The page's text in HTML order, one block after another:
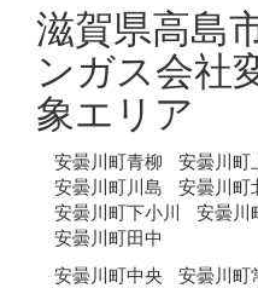
滋賀県高島
ンガス会社
象エリア
安曇川町青柳 安曇川町
安曇川町川島
安曇川町
安曇川町下小川
安曇川
安曇川町田中
安曇川町中央
安曇川町